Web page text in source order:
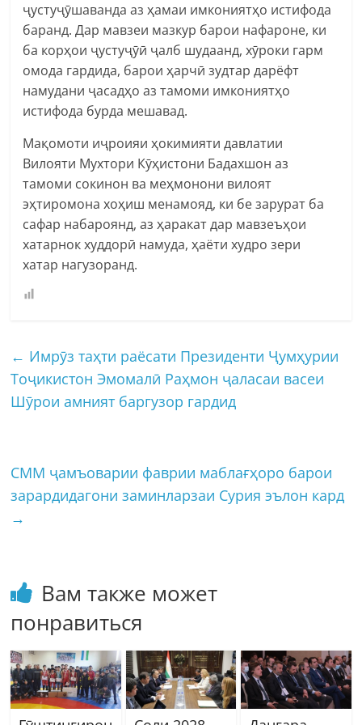
ҷустуҷӯшаванда аз ҳамаи имкониятҳо истифода
баранд. Дар мавзеи мазкур барои нафароне, ки
ба корҳои ҷустуҷӯӣ ҷалб шудаанд, хӯроки гарм
омода гардида, барои ҳарчӣ зудтар дарёфт
намудани ҷасадҳо аз тамоми имкониятҳо
истифода бурда мешавад.
Мақомоти иҷроияи ҳокимияти давлатии
Вилояти Мухтори Кӯҳистони Бадахшон аз
тамоми сокинон ва меҳмонони вилоят
эҳтиромона хоҳиш менамояд, ки бе зарурат ба
сафар набароянд, аз ҳаракат дар мавзеъҳои
хатарнок худдорӣ намуда, ҳаёти худро зери
хатар нагузоранд.
← Имрӯз таҳти раёсати Президенти Ҷумҳурии
Тоҷикистон Эмомалӣ Раҳмон ҷаласаи васеи
Шӯрои амният баргузор гардид
СММ ҷамъоварии фаврии маблағҳоро барои
зарардидагони заминларзаи Сурия эълон кард
→
Вам также может
понравиться